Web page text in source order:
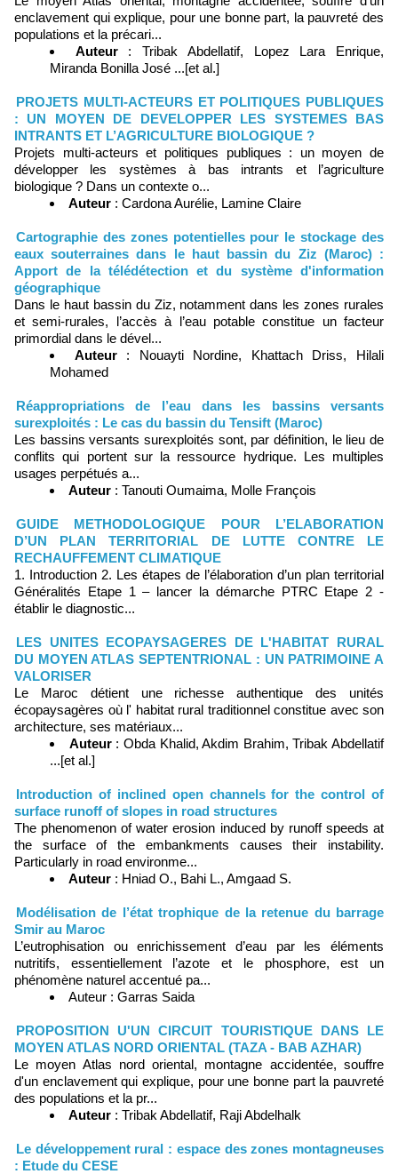
enclavement qui explique, pour une bonne part, la pauvreté des
populations et la précari...
Auteur: Tribak Abdellatif, Lopez Lara Enrique,
Miranda Bonilla José ...[et al.]
PROJETS MULTI-ACTEURS ET POLITIQUES PUBLIQUES
: UN MOYEN DE DEVELOPPER LES SYSTEMES BAS
INTRANTS ET L’AGRICULTURE BIOLOGIQUE ?
Projets multi-acteurs et politiques publiques : un moyen de
développer les systèmes à bas intrants et l’agriculture
biologique ? Dans un contexte o...
Auteur : Cardona Aurélie, Lamine Claire
Cartographie des zones potentielles pour le stockage des
eaux souterraines dans le haut bassin du Ziz (Maroc) :
Apport de la télédétection et du système d'information
géographique
Dans le haut bassin du Ziz, notamment dans les zones rurales
et semi-rurales, l’accès à l’eau potable constitue un facteur
primordial dans le dével...
Auteur: Nouayti Nordine, Khattach Driss, Hilali
Mohamed
Réappropriations de l’eau dans les bassins versants
surexploités : Le cas du bassin du Tensift (Maroc)
Les bassins versants surexploités sont, par définition, le lieu de
conflits qui portent sur la ressource hydrique. Les multiples
usages perpétués a...
Auteur : Tanouti Oumaima, Molle François
GUIDE METHODOLOGIQUE POUR L’ELABORATION
D’UN PLAN TERRITORIAL DE LUTTE CONTRE LE
RECHAUFFEMENT CLIMATIQUE
1. Introduction 2. Les étapes de l’élaboration d’un plan territorial
Généralités Etape 1 – lancer la démarche PTRC Etape 2 -
établir le diagnostic...
LES UNITES ECOPAYSAGERES DE L'HABITAT RURAL
DU MOYEN ATLAS SEPTENTRIONAL : UN PATRIMOINE A
VALORISER
Le Maroc détient une richesse authentique des unités
écopaysagères où l' habitat rural traditionnel constitue avec son
architecture, ses matériaux...
Auteur: Obda Khalid, Akdim Brahim, Tribak Abdellatif
...[et al.]
Introduction of inclined open channels for the control of
surface runoff of slopes in road structures
The phenomenon of water erosion induced by runoff speeds at
the surface of the embankments causes their instability.
Particularly in road environme...
Auteur : Hniad O., Bahi L., Amgaad S.
Modélisation de l’état trophique de la retenue du barrage
Smir au Maroc
L’eutrophisation ou enrichissement d’eau par les éléments
nutritifs, essentiellement l’azote et le phosphore, est un
phénomène naturel accentué pa...
Auteur : Garras Saida
PROPOSITION U'UN CIRCUIT TOURISTIQUE DANS LE
MOYEN ATLAS NORD ORIENTAL (TAZA - BAB AZHAR)
Le moyen Atlas nord oriental, montagne accidentée, souffre
d'un enclavement qui explique, pour une bonne part la pauvreté
des populations et la pr...
Auteur : Tribak Abdellatif, Raji Abdelhalk
Le développement rural : espace des zones montagneuses
: Etude du CESE